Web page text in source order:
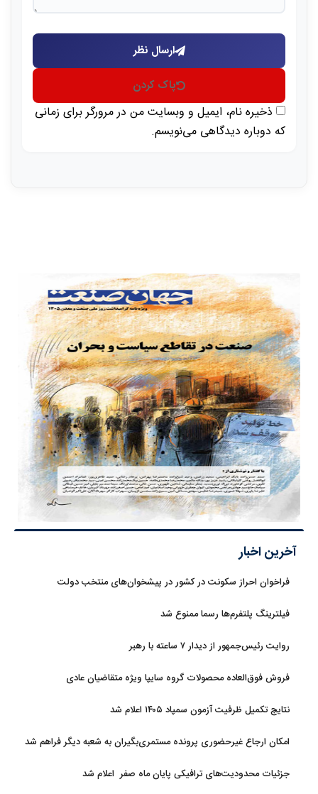
ارسال نظر
پاک کردن
ذخیره نام، ایمیل و وبسایت من در مرورگر برای زمانی
که دوباره دیدگاهی می‌نویسم.
آخرین اخبار
فراخوان احراز سکونت در کشور در پیشخوان‌های منتخب دولت
فیلترینگ پلتفرم‌ها رسما ممنوع شد
روایت رئیس‌جمهور از دیدار ۷ ساعته با رهبر
فروش فوق‌العاده محصولات گروه سایپا ویژه متقاضیان عادی
نتایج تکمیل ظرفیت آزمون سمپاد ۱۴۰۵ اعلام شد
امکان ارجاع غیرحضوری پرونده مستمری‌بگیران به شعبه دیگر فراهم شد
جزئیات محدودیت‌های ترافیکی پایان ماه صفر اعلام شد